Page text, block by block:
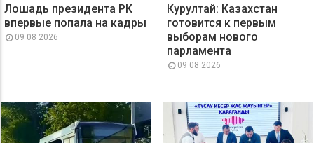
Лошадь президента РК
впервые попала на кадры
09 08 2026
Курултай: Казахстан
готовится к первым
выборам нового
парламента
09 08 2026